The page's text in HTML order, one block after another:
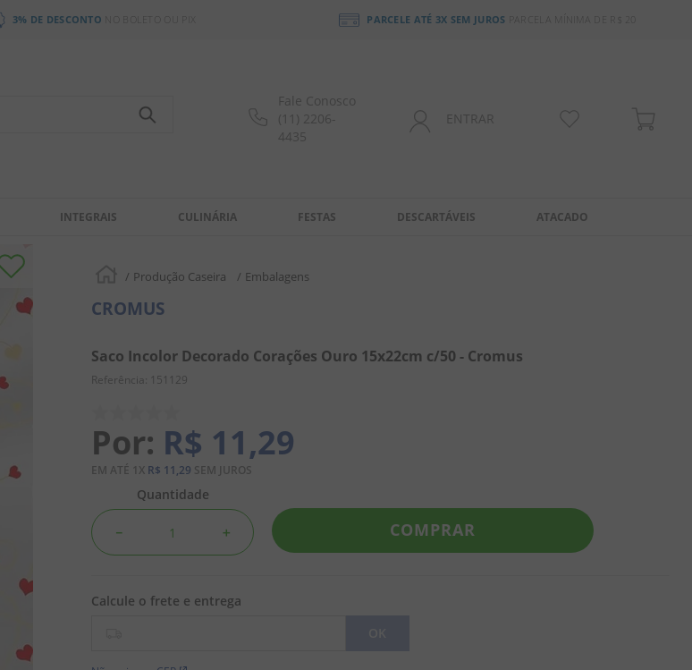
3% DE DESCONTO PARCELE ATÉ 3X SEM JUROS PARCELA MÍNIMA DE R$ 20
Fale Conosco
(11) 2206-
4435
ENTRAR
INTEGRAIS CULINÁRIA FESTAS DESCARTÁVEIS ATACADO
Produção Caseira Embalagens
CROMUS
Saco Incolor Decorado Corações Ouro 15x22cm c/50 - Cromus
Referência : 151129
R$ 11,29
EM ATÉ 1 X R$ 11,29 SEM JUROS
Quantidade
＋
－ COMPRAR